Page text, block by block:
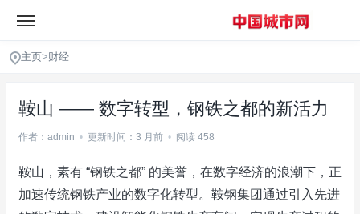
主页>财经
鞍山 —— 数字转型，钢铁之都的新活力
作者：admin • 更新时间：3 月前 • 阅读 458
鞍山，素有 “钢铁之都” 的美誉，在数字经济的浪潮下，正
加速传统钢铁产业的数字化转型。鞍钢集团通过引入先进